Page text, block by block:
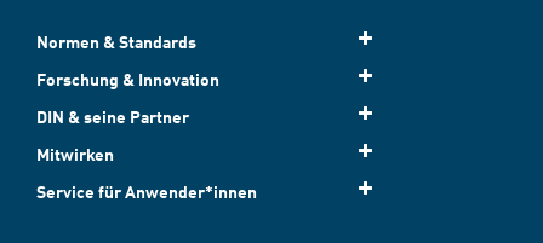
Normen & Standards
Forschung & Innovation
DIN & seine Partner
Mitwirken
Service für Anwender*innen